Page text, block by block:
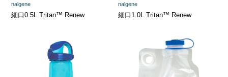
nalgene
細口0.5L Tritan™ Renew
nalgene
細口1.0L Tritan™ Renew